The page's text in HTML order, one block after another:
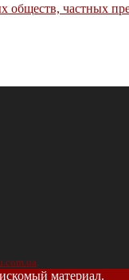
обществ, частных
материал.